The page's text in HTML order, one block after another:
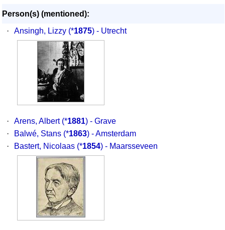
Person(s) (mentioned):
·
Ansingh, Lizzy (*1875) - Utrecht
· Arens, Albert (*1881) - Grave
·
Balwé, Stans (*1863) - Amsterdam
·
Bastert, Nicolaas (*1854) - Maarsseveen